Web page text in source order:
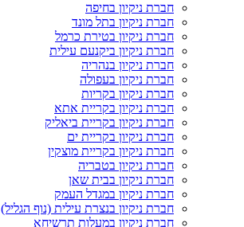
חברת ניקיון בחיפה
חברת ניקיון בתל מונד
חברת ניקיון בטירת כרמל
חברת ניקיון ביקנעם עילית
חברת ניקיון בנהריה
חברת ניקיון בעפולה
חברת ניקיון בקריות
חברת ניקיון בקריית אתא
חברת ניקיון בקריית ביאליק
חברת ניקיון בקריית ים
חברת ניקיון בקריית מוצקין
חברת ניקיון בטבריה
חברת ניקיון בבית שאן
חברת ניקיון במגדל העמק
חברת ניקיון בנצרת עילית (נוף הגליל)
חברת ניקיון במעלות תרשיחא